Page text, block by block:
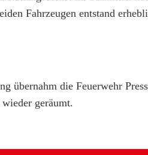
Fahrzeugen entstand
übernahm die Feuerwehr
geräumt.